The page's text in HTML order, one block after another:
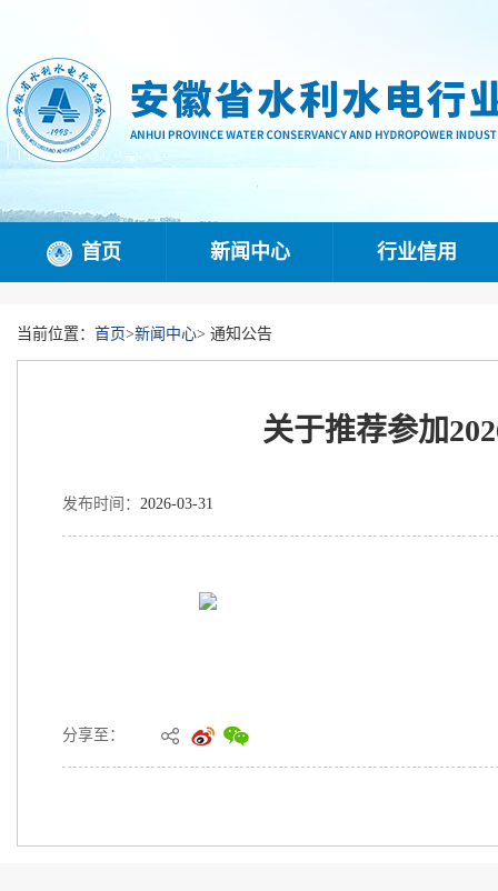
首页 新闻中心 行业信用
当前位置： 首页>新闻中心> 通知公告
关于推荐参加
发布时间： 2026-03-31
分享至：